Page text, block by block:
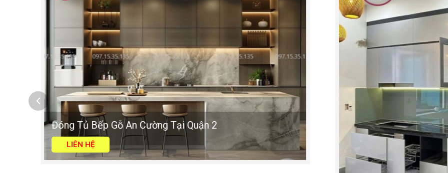
Đóng Tủ Bếp Gỗ An Cường Tại Quận 2
LIÊN HỆ